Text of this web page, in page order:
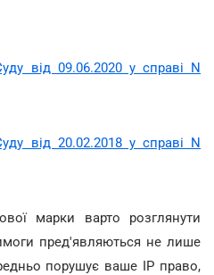
від 09.06.2020 у справі N
від 20.02.2018 у справі N
марки варто розглянути
пред'являються не лише
порушує ваше IP право,